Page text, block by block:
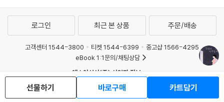
선물하기 바로구매 카트담기
로그인 최근 본 상품 주문/배송
고객센터 1544-3800 티켓 1544-6399
중고샵 1566-4295
eBook 1:1문의/채팅상담
예스이십사(주) 사업자 정보
개인정보처리방침
청소년보호정책
PC버전
회사소개 거래처관계자께